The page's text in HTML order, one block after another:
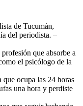
de Tucumán,
del periodista. –
que absorbe a
el psicólogo de la
ocupa las 24 horas
una hora y perdiste